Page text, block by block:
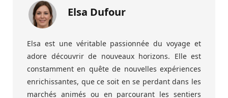
Elsa Dufour
Elsa est une véritable passionnée du voyage et
adore découvrir de nouveaux horizons. Elle est
constamment en quête de nouvelles expériences
enrichissantes, que ce soit en se perdant dans les
marchés animés ou en parcourant les sentiers